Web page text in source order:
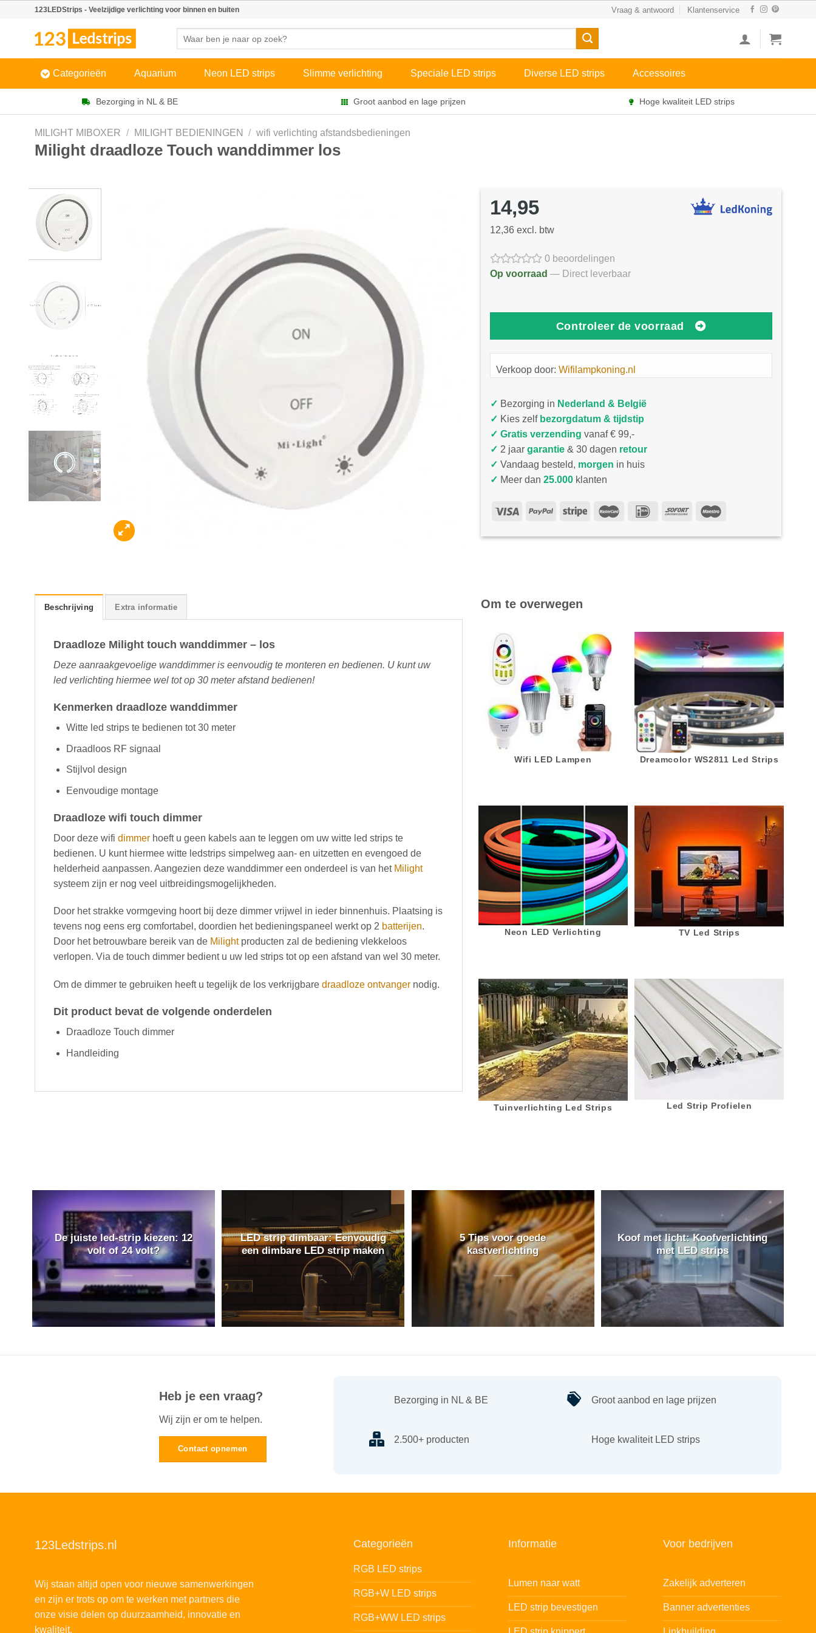
123LEDStrips - Veelzijdige verlichting voor binnen en buiten Vraag & antwoord Klantenservice
Categorieën Aquarium Neon LED strips Slimme verlichting Speciale LED strips Diverse LED strips Accessoires
Bezorging in NL & BE Groot aanbod en lage prijzen Hoge kwaliteit LED strips
MILIGHT MIBOXER / MILIGHT BEDIENINGEN / wifi verlichting afstandsbedieningen
Milight draadloze Touch wanddimmer los
14,95
12,36 excl. btw
0 beoordelingen
Op voorraad — Direct leverbaar
Controleer de voorraad
Verkoop door: Wifilampkoning.nl
✓ Bezorging in Nederland & België
✓ Kies zelf bezorgdatum & tijdstip
✓ Gratis verzending vanaf € 99,-
✓ 2 jaar garantie & 30 dagen retour
✓ Vandaag besteld, morgen in huis
✓ Meer dan 25.000 klanten
Beschrijving Extra informatie
Draadloze Milight touch wanddimmer – los
Deze aanraakgevoelige wanddimmer is eenvoudig te monteren en bedienen. U kunt uw
led verlichting hiermee wel tot op 30 meter afstand bedienen!
Kenmerken draadloze wanddimmer
Witte led strips te bedienen tot 30 meter
Draadloos RF signaal
Stijlvol design
Eenvoudige montage
Draadloze wifi touch dimmer
Door deze wifi dimmer hoeft u geen kabels aan te leggen om uw witte led strips te
bedienen. U kunt hiermee witte ledstrips simpelweg aan- en uitzetten en evengoed de
helderheid aanpassen. Aangezien deze wanddimmer een onderdeel is van het Milight
systeem zijn er nog veel uitbreidingsmogelijkheden.
Door het strakke vormgeving hoort bij deze dimmer vrijwel in ieder binnenhuis. Plaatsing is
tevens nog eens erg comfortabel, doordien het bedieningspaneel werkt op 2 batterijen.
Door het betrouwbare bereik van de Milightproducten zal de bediening vlekkeloos
verlopen. Via de touch dimmer bedient u uw led strips tot op een afstand van wel 30 meter.
Om de dimmer te gebruiken heeft u tegelijk de los verkrijgbare draadloze ontvanger nodig.
Dit product bevat de volgende onderdelen
Draadloze Touch dimmer
Handleiding
Om te overwegen
Wifi LED Lampen Dreamcolor WS2811 Led Strips
Neon LED Verlichting TV Led Strips
Tuinverlichting Led Strips Led Strip Profielen
De juiste led-strip kiezen: 12
volt of 24 volt?
LED strip dimbaar: Eenvoudig
een dimbare LED strip maken
5 Tips voor goede
kastverlichting
Koof met licht: Koofverlichting
met LED strips
Heb je een vraag?
Wij zijn er om te helpen.
Contact opnemen
Bezorging in NL & BE
2.500+ producten
Groot aanbod en lage prijzen
Hoge kwaliteit LED strips
123Ledstrips.nl
Wij staan altijd open voor nieuwe samenwerkingen
en zijn er trots op om te werken met partners die
onze visie delen op duurzaamheid, innovatie en
kwaliteit.
Categorieën
RGB LED strips
RGB+W LED strips
RGB+WW LED strips
Informatie
Lumen naar watt
LED strip bevestigen
Voor bedrijven
Zakelijk adverteren
Banner advertenties